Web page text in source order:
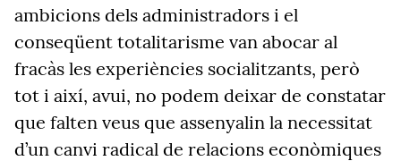
ambicions dels administradors i el
conseqüent totalitarisme van abocar al
fracàs les experiències socialitzants, però
tot i així, avui, no podem deixar de constatar
que falten veus que assenyalin la necessitat
d’un canvi radical de relacions econòmiques